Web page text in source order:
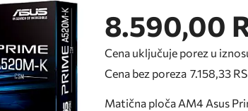
8.590,00
Cena uključuje porez u
Cena bez poreza 7.158,33
Matična ploča AM4 Asus